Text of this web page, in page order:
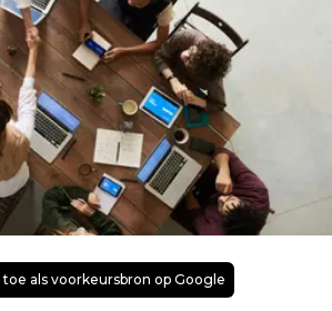
als voorkeursbron op Google